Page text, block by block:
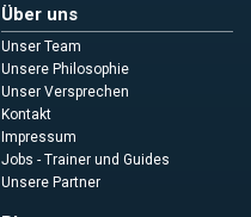
Über uns
Unser Team
Unsere Philosophie
Unser Versprechen
Kontakt
Impressum
Jobs - Trainer und Guides
Unsere Partner